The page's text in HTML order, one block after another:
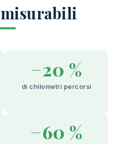
−20 %
di chilometri percorsi
−60 %